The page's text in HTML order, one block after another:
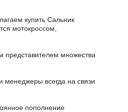
купить Сальник
мотокроссом,
представителем множества
менеджеры всегда на связи
пополнение